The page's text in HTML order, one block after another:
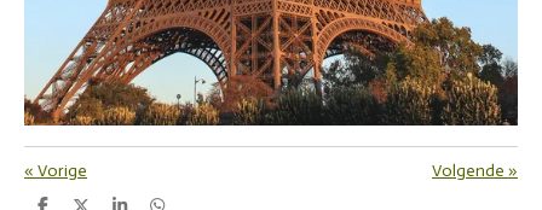
« Vorige Volgende »